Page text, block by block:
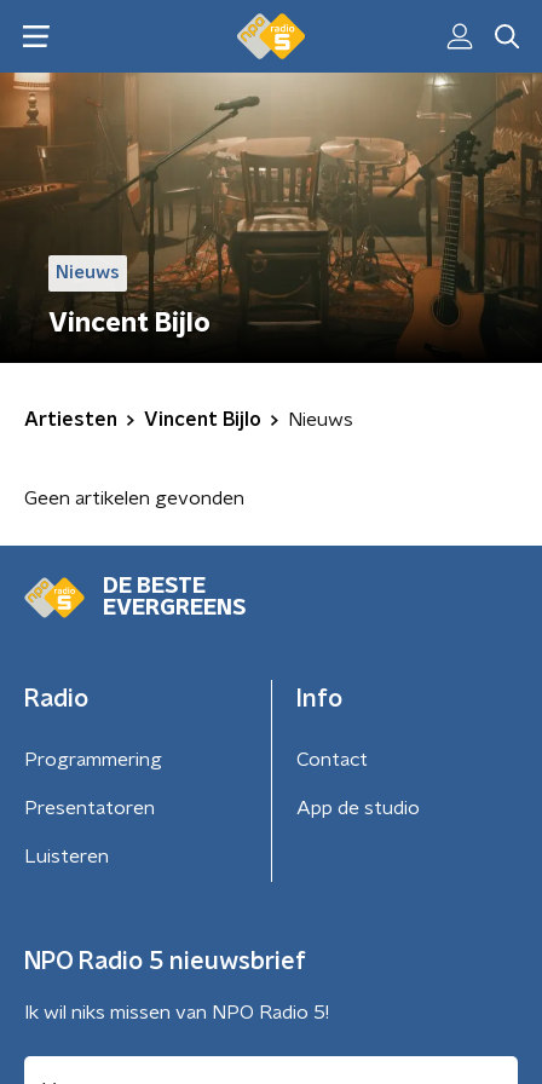
Nieuws
Vincent Bijlo
Artiesten Vincent Bijlo Nieuws
Geen artikelen gevonden
DE BESTE
EVERGREENS
Radio
Programmering
Presentatoren
Luisteren
Info
Contact
App de studio
NPO Radio 5 nieuwsbrief
Ik wil niks missen van NPO Radio 5!